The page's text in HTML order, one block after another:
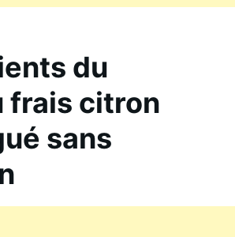
du
frais citron
sans